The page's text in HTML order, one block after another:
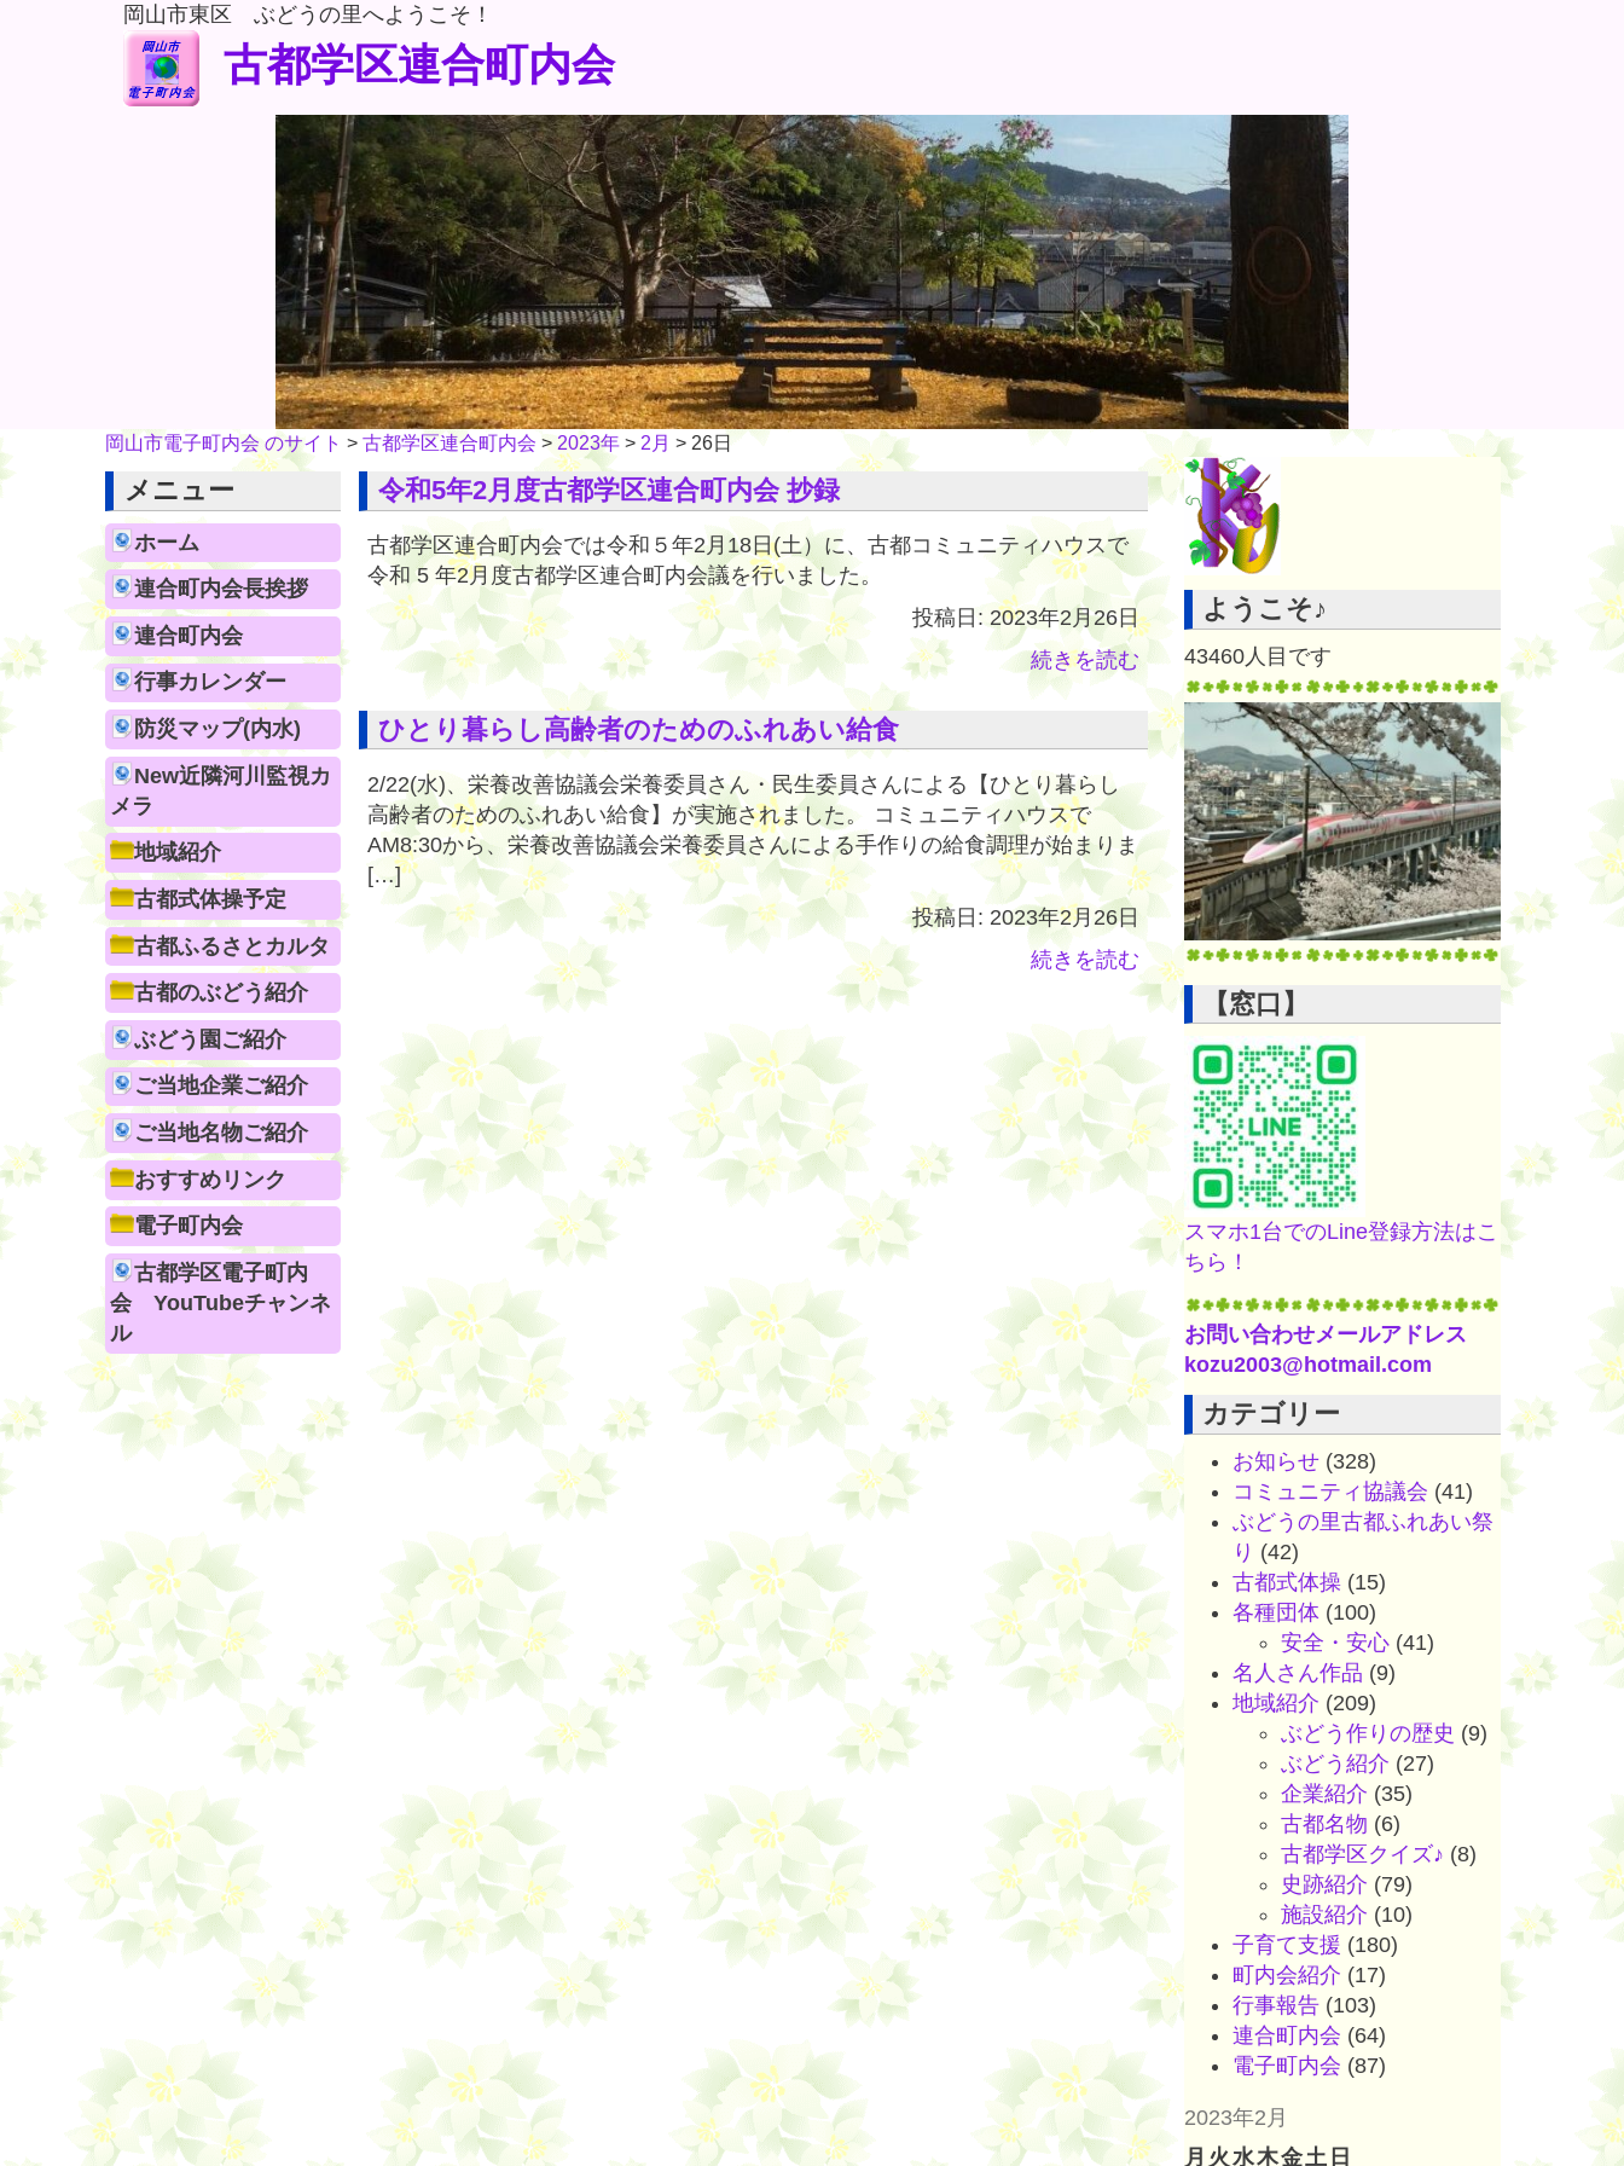
岡山市東区 ぶどうの里へようこそ！
古都学区連合町内会
岡山市電子町内会 のサイト > 古都学区連合町内会 > 2023年 > 2月 > 26日
メニュー
ホーム
連合町内会長挨拶
連合町内会
行事カレンダー
防災マップ(内水)
New近隣河川監視カ
メラ
地域紹介
古都式体操予定
古都ふるさとカルタ
古都のぶどう紹介
ぶどう園ご紹介
ご当地企業ご紹介
ご当地名物ご紹介
おすすめリンク
電子町内会
古都学区電子町内
会 YouTubeチャンネ
ル
令和5年2月度古都学区連合町内会 抄録
古都学区連合町内会では令和５年2月18日(土）に、古都コミュニティハウスで
令和 5 年2月度古都学区連合町内会議を行いました。
投稿日: 2023年2月26日
続きを読む
ひとり暮らし高齢者のためのふれあい給食
2/22(水)、栄養改善協議会栄養委員さん・民生委員さんによる【ひとり暮らし
高齢者のためのふれあい給食】が実施されました。 コミュニティハウスで
AM8:30から、栄養改善協議会栄養委員さんによる手作りの給食調理が始まりま
[…]
投稿日: 2023年2月26日
続きを読む
ようこそ♪
43460人目です
【窓口】
スマホ1台でのLine登録方法はこ
ちら！
お問い合わせメールアドレス
kozu2003@hotmail.com
カテゴリー
お知らせ(328)
コミュニティ協議会 (41)
ぶどうの里古都ふれあい祭
り (42)
古都式体操(15)
各種団体(100)
安全・安心(41)
名人さん作品 (9)
地域紹介 (209)
ぶどう作りの歴史 (9)
ぶどう紹介 (27)
企業紹介 (35)
古都名物 (6)
古都学区クイズ♪ (8)
史跡紹介 (79)
施設紹介 (10)
子育て支援 (180)
町内会紹介 (17)
行事報告(103)
連合町内会 (64)
電子町内会 (87)
2023年2月
月 火 水木金 土 日